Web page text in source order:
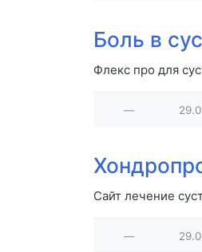
Боль в
Флекс про для
—
Сайт лечение
—